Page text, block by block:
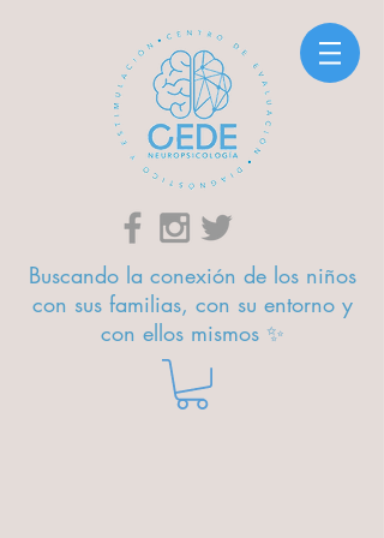
Buscando la conexión de los niños
con sus familias, con su entorno y
con ellos mismos ✨